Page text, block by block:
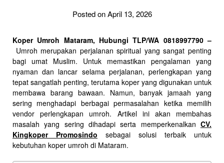
Posted on April 13, 2026
Koper Umroh Mataram, Hubungi TLP/WA 0818997790 –
Umroh merupakan perjalanan spiritual yang sangat penting
bagi umat Muslim. Untuk memastikan pengalaman yang
nyaman dan lancar selama perjalanan, perlengkapan yang
tepat sangatlah penting, terutama koper yang digunakan untuk
membawa barang bawaan. Namun, banyak jamaah yang
sering menghadapi berbagai permasalahan ketika memilih
vendor perlengkapan umroh. Artikel ini akan membahas
masalah yang sering dihadapi serta memperkenalkan CV.
Kingkoper Promosindo sebagai solusi terbaik untuk
kebutuhan koper umroh di Mataram.